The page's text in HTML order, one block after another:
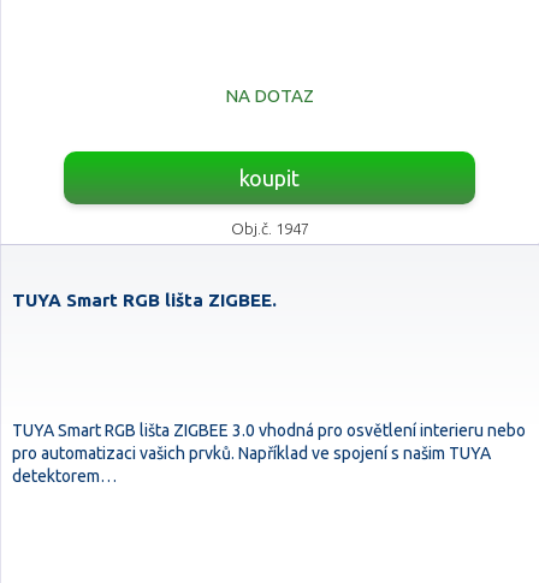
NA DOTAZ
koupit
Obj.č. 1947
TUYA Smart RGB lišta ZIGBEE.
TUYA Smart RGB lišta ZIGBEE 3.0 vhodná pro osvětlení interieru nebo
pro automatizaci vašich prvků. Například ve spojení s našim TUYA
detektorem…